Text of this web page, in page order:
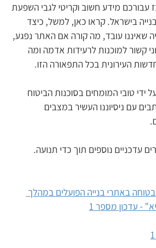
עבורכם מידע חשוב וקריטי לגבי השפעת
בישראל. קראו כאן, למשל, כיצד
שאיננו עובד, מה קורה אם האתר נפגע,
קשור למוכנות לרעידות אדמה ומה
העירונית בכל התפאורה הזו.
ידי טובי המומחים בסוכנות הביטוח
עם ניסיוננו העשיר במצבים
עדכניים נוספים תוך כדי תנועה.
באתרי בנייה הפועלים במהלך
- עדכון מספר 1